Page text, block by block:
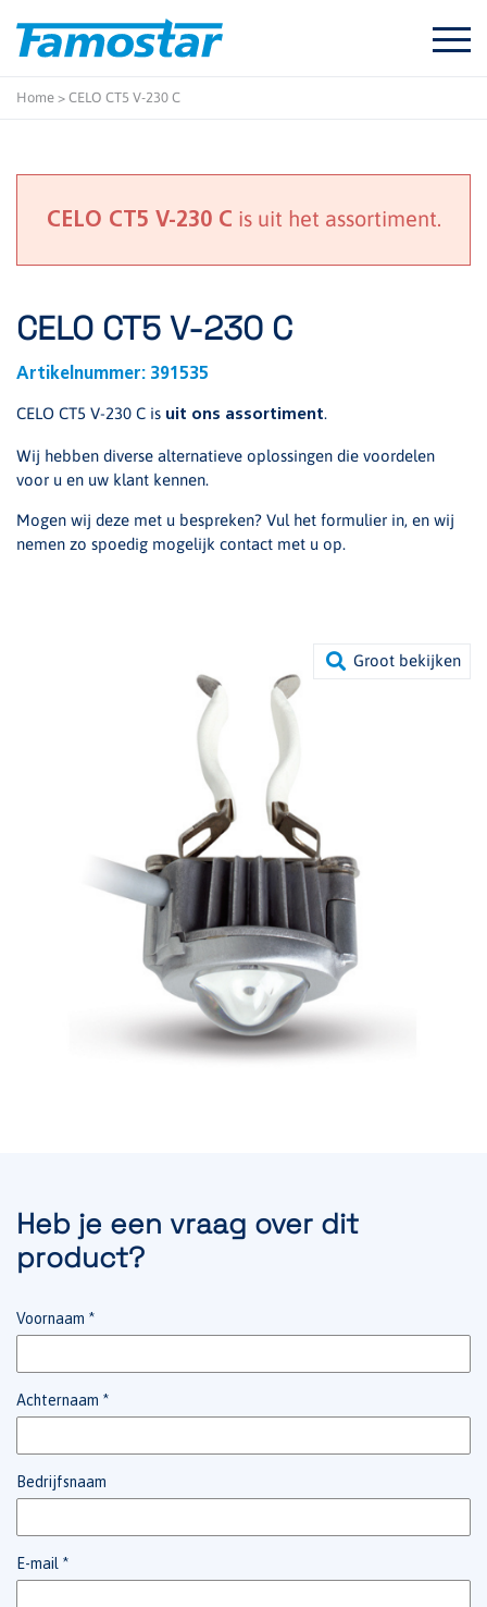
content
Home > CELO CT5 V-230 C
CELO CT5 V-230 C is uit het assortiment.
CELO CT5 V-230 C
Artikelnummer: 391535
CELO CT5 V-230 C is uit ons assortiment.
Wij hebben diverse alternatieve oplossingen die voordelen
voor u en uw klant kennen.
Mogen wij deze met u bespreken? Vul het formulier in, en wij
nemen zo spoedig mogelijk contact met u op.
Heb je een vraag over dit
product?